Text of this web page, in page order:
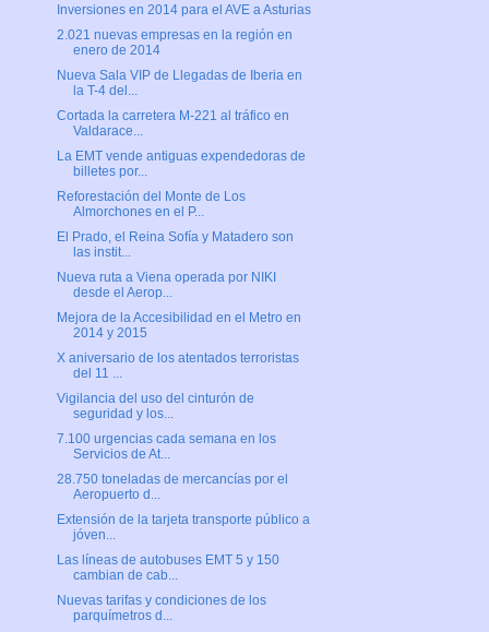
Inversiones en 2014 para el AVE a Asturias
2.021 nuevas empresas en la región en
enero de 2014
Nueva Sala VIP de Llegadas de Iberia en
la T-4 del...
Cortada la carretera M-221 al tráfico en
Valdarace...
La EMT vende antiguas expendedoras de
billetes por...
Reforestación del Monte de Los
Almorchones en el P...
El Prado, el Reina Sofía y Matadero son
las instit...
Nueva ruta a Viena operada por NIKI
desde el Aerop...
Mejora de la Accesibilidad en el Metro en
2014 y 2015
X aniversario de los atentados terroristas
del 11 ...
Vigilancia del uso del cinturón de
seguridad y los...
7.100 urgencias cada semana en los
Servicios de At...
28.750 toneladas de mercancías por el
Aeropuerto d...
Extensión de la tarjeta transporte público a
jóven...
Las líneas de autobuses EMT 5 y 150
cambian de cab...
Nuevas tarifas y condiciones de los
parquímetros d...